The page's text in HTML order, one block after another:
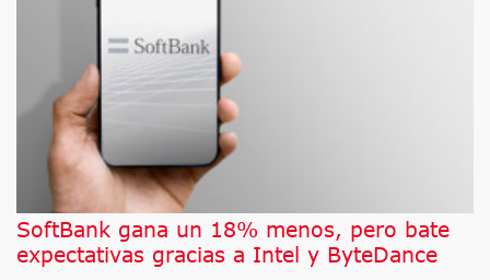
SoftBank gana un 18% menos, pero bate
expectativas gracias a Intel y ByteDance